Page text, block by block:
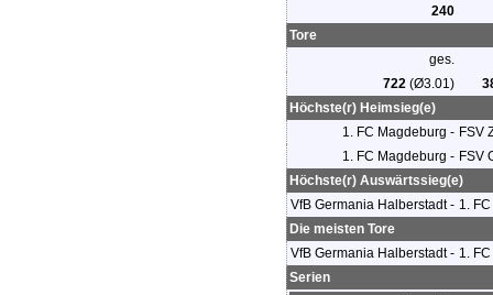
240
Tore
ges.
722(Ø3.01)
Höchste(r) Heimsieg(e)
1. FC Magdeburg - FSV
1. FC Magdeburg - FSV
Höchste(r) Auswärtssieg(e)
VfB Germania Halberstadt - 1.
Die meisten Tore
VfB Germania Halberstadt - 1.
Serien